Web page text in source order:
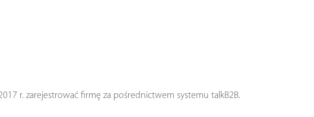
r. zarejestrować firmę za pośrednictwem systemu talkB2B.